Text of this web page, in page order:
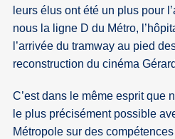
leurs élus ont été un plus pour
nous la ligne D du Métro,
l’arrivée du tramway au pied
reconstruction du cinéma
C’est dans le même esprit que
le plus précisément possible
Métropole sur des